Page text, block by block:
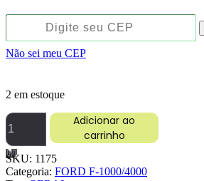
Não sei meu CEP
2 em estoque
BRACO
LIMPADOR
PARABRISA
SC
111
Adicionar ao
carrinho
SKU: 1175
Categoria: FORD F-1000/4000